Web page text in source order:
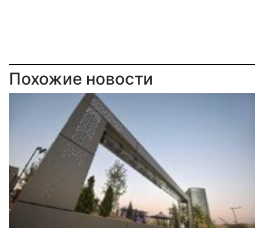
Похожие новости